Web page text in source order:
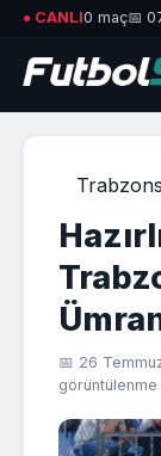
● CANLI0 maç📅
📅 26
görüntülenme